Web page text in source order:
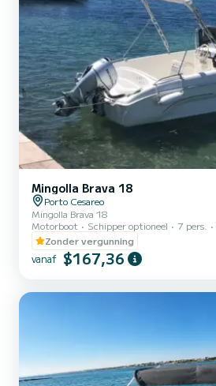
Mingolla Brava 18
Porto Cesareo
Mingolla Brava 18
Motorboot
Schipper optioneel 7 pers.
Zonder vergunning
vanaf $167,36